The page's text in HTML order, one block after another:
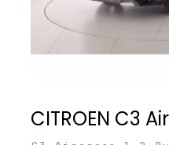
CITROEN C3